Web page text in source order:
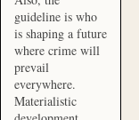
guideline is who
is shaping a future
where crime will
prevail
everywhere.
Materialistic